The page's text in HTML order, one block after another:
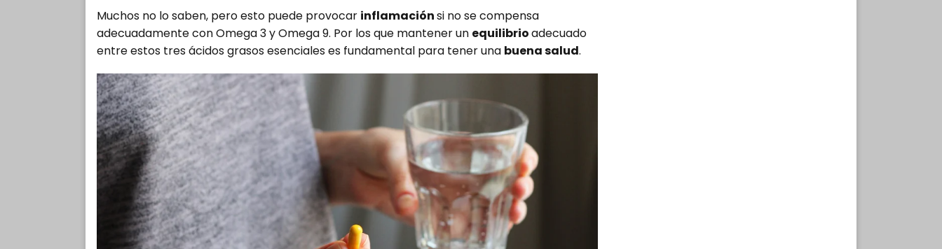
Muchos no lo saben, pero esto puede provocar inflamaciónsi no se compensa
adecuadamente con Omega 3 y Omega 9. Por los que mantener un equilibrioadecuado
entre estos tres ácidos grasos esenciales es fundamental para tener una buena salud.